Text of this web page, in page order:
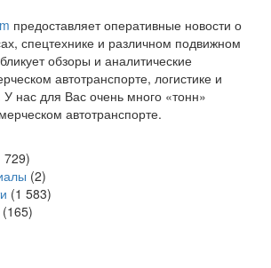
предоставляет оперативные новости о
спецтехнике и различном подвижном
обзоры и аналитические
автотранспорте, логистике и
У нас для Вас очень много «тонн»
автотранспорте.
729)
(2)
(1 583)
(165)